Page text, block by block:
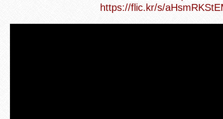
https://flic.kr/s/